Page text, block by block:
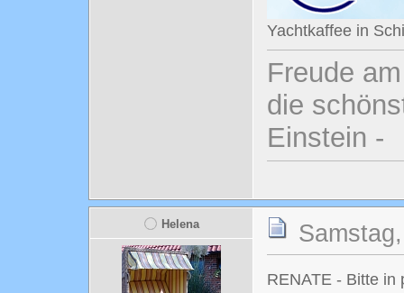
Yachtkaffee in
Freude
die
Einstein -
Helena
RENATE - Bitte in